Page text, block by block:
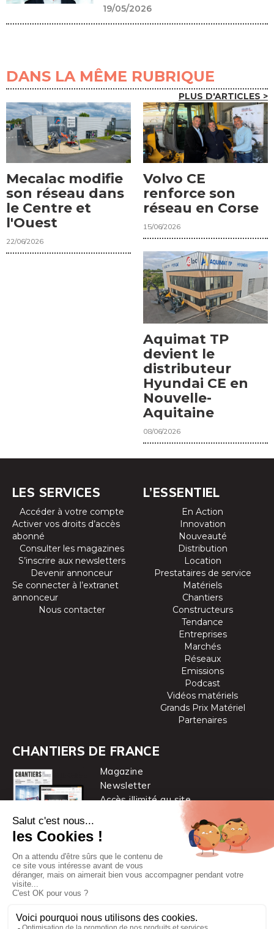
19/05/2026
DANS LA MÊME RUBRIQUE
PLUS D'ARTICLES >
Mecalac modifie
son réseau dans
le Centre et
l'Ouest
22/06/2026
Volvo CE
renforce son
réseau en Corse
15/06/2026
Aquimat TP
devient le
distributeur
Hyundai CE en
Nouvelle-
Aquitaine
08/06/2026
LES SERVICES
Accéder à votre compte
Activer vos droits d’accès
abonné
Consulter les magazines
S’inscrire aux newsletters
Devenir annonceur
Se connecter à l’extranet
annonceur
Nous contacter
L’ESSENTIEL
En Action
Innovation
Nouveauté
Distribution
Location
Prestataires de service
Matériels
Chantiers
Constructeurs
Tendance
Entreprises
Marchés
Réseaux
Emissions
Podcast
Vidéos matériels
Grands Prix Matériel
Partenaires
CHANTIERS DE FRANCE
Magazine
Newsletter
Accès illimité au site
Chantiers de France est une marque